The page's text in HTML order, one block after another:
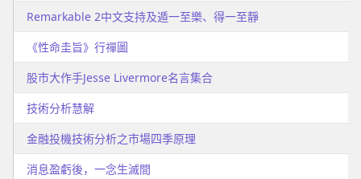
Remarkable 2中文支持及遁一至樂、得一至靜
《性命圭旨》行禪圖
股市大作手Jesse Livermore名言集合
技術分析慧解
金融投機技術分析之市場四季原理
消息盈虧後，一念生滅間